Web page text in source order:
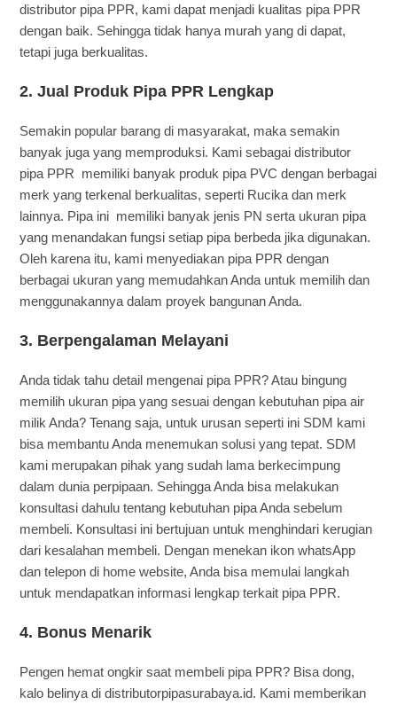
distributor pipa PPR, kami dapat menjadi kualitas pipa PPR
dengan baik. Sehingga tidak hanya murah yang di dapat,
tetapi juga berkualitas.
2. Jual Produk Pipa PPR Lengkap
Semakin popular barang di masyarakat, maka semakin
banyak juga yang memproduksi. Kami sebagai distributor
pipa PPR memiliki banyak produk pipa PVC dengan berbagai
merk yang terkenal berkualitas, seperti Rucika dan merk
lainnya. Pipa ini memiliki banyak jenis PN serta ukuran pipa
yang menandakan fungsi setiap pipa berbeda jika digunakan.
Oleh karena itu, kami menyediakan pipa PPR dengan
berbagai ukuran yang memudahkan Anda untuk memilih dan
menggunakannya dalam proyek bangunan Anda.
3. Berpengalaman Melayani
Anda tidak tahu detail mengenai pipa PPR? Atau bingung
memilih ukuran pipa yang sesuai dengan kebutuhan pipa air
milik Anda? Tenang saja, untuk urusan seperti ini SDM kami
bisa membantu Anda menemukan solusi yang tepat. SDM
kami merupakan pihak yang sudah lama berkecimpung
dalam dunia perpipaan. Sehingga Anda bisa melakukan
konsultasi dahulu tentang kebutuhan pipa Anda sebelum
membeli. Konsultasi ini bertujuan untuk menghindari kerugian
dari kesalahan membeli. Dengan menekan ikon whatsApp
dan telepon di home website, Anda bisa memulai langkah
untuk mendapatkan informasi lengkap terkait pipa PPR.
4. Bonus Menarik
Pengen hemat ongkir saat membeli pipa PPR? Bisa dong,
kalo belinya di distributorpipasurabaya.id. Kami memberikan